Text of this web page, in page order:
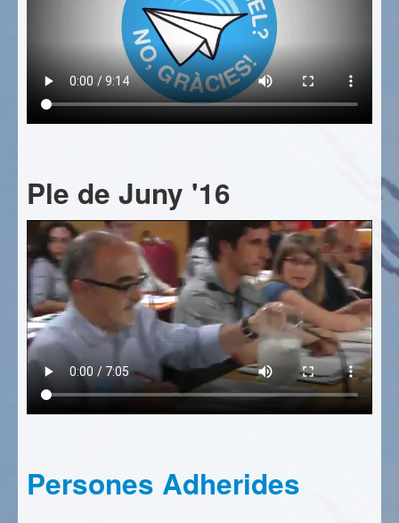
Ple de Juny '16
Persones Adherides